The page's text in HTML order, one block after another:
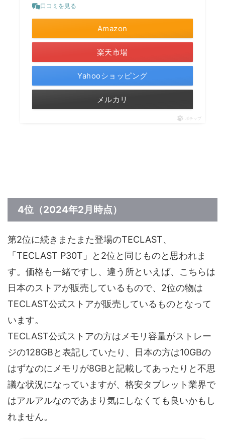
口コミを見る
Amazon
楽天市場
Yahooショッピング
メルカリ
ポチップ
4位（2024年2月時点）
第2位に続きまたまた登場のTECLAST、
「TECLAST P30T」と2位と同じものと思われま
す。価格も一緒ですし、違う所といえば、こちらは
日本のストアが販売しているもので、2位の物は
TECLAST公式ストアが販売しているものとなって
います。
TECLAST公式ストアの方はメモリ容量がストレー
ジの128GBと表記していたり、日本の方は10GBの
はずなのにメモリが8GBと記載してあったりと不思
議な状況になっていますが、格安タブレット業界で
はアルアルなのであまり気にしなくても良いかもし
れません。